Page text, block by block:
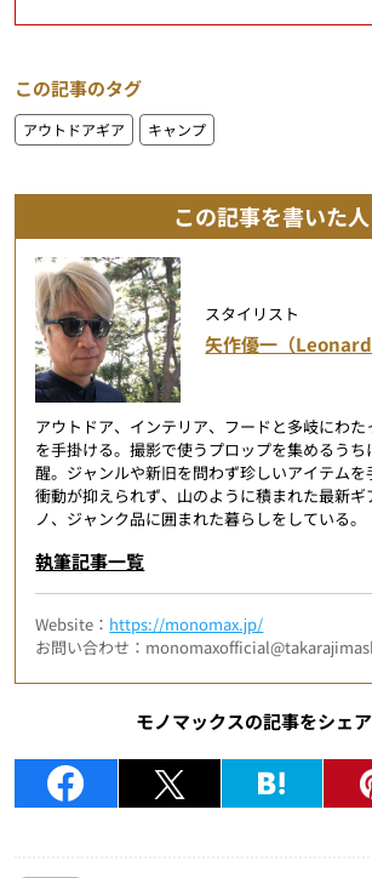
この記事のタグ
アウトドアギア キャンプ
この記事を書いた人
スタイリスト
矢作優一（
アウトドア、インテリア、フードと多岐にわ
を手掛ける。撮影で使うプロップを集めるう
醒。ジャンルや新旧を問わず珍しいアイテムを
衝動が抑えられず、山のように積まれた最新ギ
ノ、ジャンク品に囲まれた暮らしをしている。
執筆記事一覧
Website： https://monomax.jp/
お問い合わせ：
モノマックスの記事をシェ